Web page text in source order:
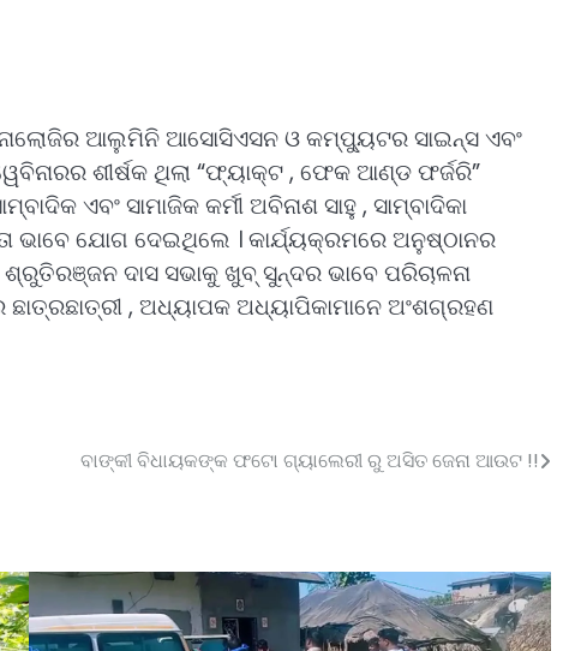
ଆଲୁମିନି ଆସୋସିଏସନ ଓ କମ୍ପ୍ୟୁଟର ସାଇନ୍ସ ଏବଂ
ଶୀର୍ଷକ ଥିଲା “ଫ୍ୟାକ୍ଟ , ଫେକ ଆଣ୍ଡ ଫର୍ଜରି”
ସାମାଜିକ କର୍ମୀ ଅବିନାଶ ସାହୁ , ସାମ୍ବାଦିକା
ଭାବେ ଯୋଗ ଦେଇଥିଲେ । କାର୍ଯ୍ୟକ୍ରମରେ ଅନୁଷ୍ଠାନର
ଦାସ ସଭାକୁ ଖୁବ୍ ସୁନ୍ଦର ଭାବେ ପରିଚାଳନା
, ଅଧ୍ୟାପକ ଅଧ୍ୟାପିକାମାନେ ଅଂଶଗ୍ରହଣ
ବାଙ୍କୀ ବିଧାୟକଙ୍କ ଫଟୋ ଗ୍ୟାଲେରୀ ରୁ ଅସିତ ଜେନା ଆଉଟ !!